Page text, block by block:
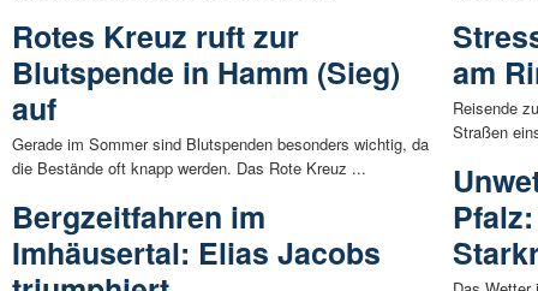
Rotes Kreuz ruft zur
Blutspende in Hamm (Sieg)
auf
Gerade im Sommer sind Blutspenden besonders wichtig, da
die Bestände oft knapp werden. Das Rote Kreuz ...
Bergzeitfahren im
Imhäusertal: Elias Jacobs
am
Reisende
Straßen